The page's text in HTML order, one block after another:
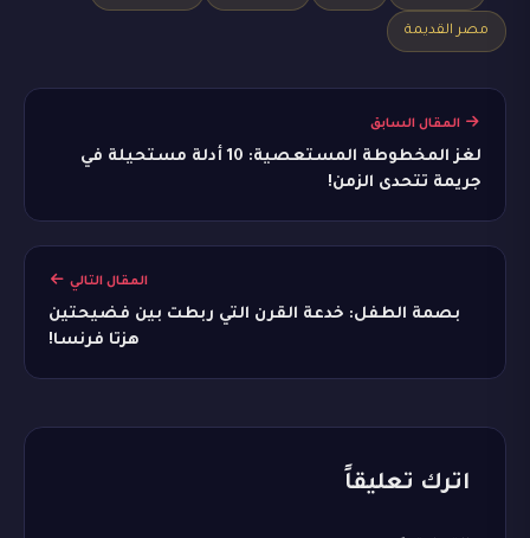
مصر القديمة
المقال السابق
لغز المخطوطة المستعصية: 10 أدلة مستحيلة في
جريمة تتحدى الزمن!
المقال التالي
بصمة الطفل: خدعة القرن التي ربطت بين فضيحتين
هزتا فرنسا!
اترك تعليقاً